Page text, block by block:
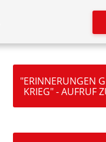
"ERINNERUNGEN
KRIEG" - AUFRUF